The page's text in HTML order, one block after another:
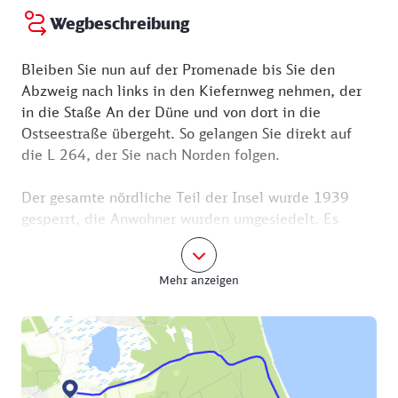
Wegbeschreibung
Bleiben Sie nun auf der Promenade bis Sie den
Abzweig nach links in den Kiefernweg nehmen, der
in die Staße An der Düne und von dort in die
Ostseestraße übergeht. So gelangen Sie direkt auf
die L 264, der Sie nach Norden folgen.
Der gesamte nördliche Teil der Insel wurde 1939
gesperrt, die Anwohner wurden umgesiedelt. Es
entstand in Karlshagen eine Wohnsiedlung für
Führungskräfte, Wissenschaftler und Angestellte der
Heeresversuchsanstalt in Peenemünde. So stand die
Bombenangriffen, denoch sind Teile der damaligen
Siedlung erhalten. Bis 1945 verkehrte zwischen
Karlshagen und Peenemünde eine S-Bahn im 10-
Minuten-Takt. Tunnel verbanden die Siedlungsteile
Mehr anzeigen